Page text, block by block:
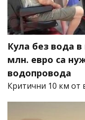
Кула без вода
млн. евро са
водопровода
Критични 10 км от